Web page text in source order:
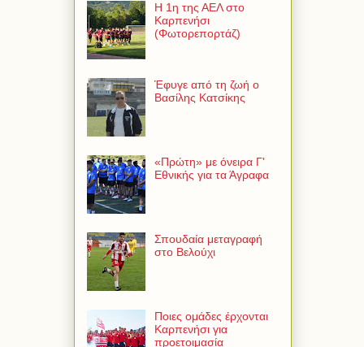
Η 1η της ΑΕΛ στο
Καρπενήσι
(Φωτορεπορτάζ)
Έφυγε από τη ζωή ο
Βασίλης Κατσίκης
«Πρώτη» με όνειρα Γ'
Εθνικής για τα Άγραφα
Σπουδαία μεταγραφή
στο Βελούχι
Ποιες ομάδες έρχονται
Καρπενήσι για
προετοιμασία